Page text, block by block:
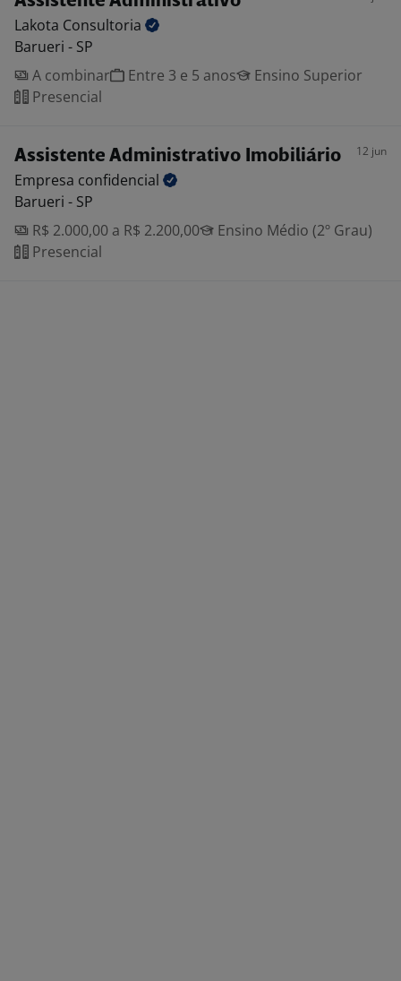
Lakota Consultoria
Barueri - SP
A combinar
Entre 3 e 5 anos
Ensino Superior
Presencial
Assistente Administrativo Imobiliário 12 jun
Empresa confidencial
Barueri - SP
R$ 2.000,00 a R$ 2.200,00
Ensino Médio (2º Grau)
Presencial